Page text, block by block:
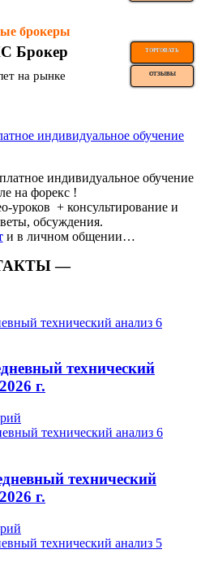
брокеры
Брокер ТОРГОВАТЬ
на рынке ОТЗЫВЫ
индивидуальное обучение
на форекс !
уроков ️ + консультирование и
обсуждения.
и в личном общении…
—
технический
г.
технический
г.